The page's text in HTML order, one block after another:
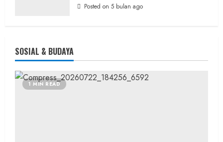
Posted on 5 bulan ago
SOSIAL & BUDAYA
1 MIN READ